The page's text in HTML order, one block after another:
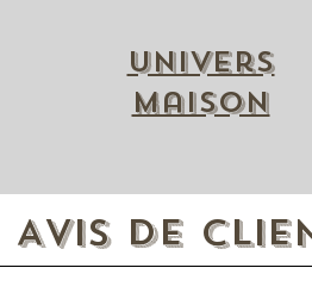
univers
maison
Avis de